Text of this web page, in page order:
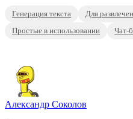
Генерация текста Для
Простые в использовании
Чат-
Александр Соколов